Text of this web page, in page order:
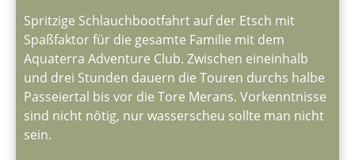
Spritzige Schlauchbootfahrt auf der Etsch mit
Spaßfaktor für die gesamte Familie mit dem
Aquaterra Adventure Club. Zwischen eineinhalb
und drei Stunden dauern die Touren durchs halbe
Passeiertal bis vor die Tore Merans. Vorkenntnisse
sind nicht nötig, nur wasserscheu sollte man nicht
sein.